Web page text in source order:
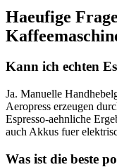
Haeufige
Kann ich echten
Ja. Manuelle
Aeropress erzeugen
Espresso-aehnliche
auch Akkus fuer
Was ist die beste